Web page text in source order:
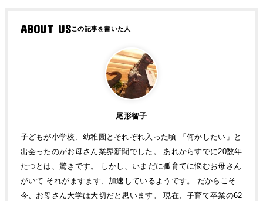
ABOUT US
尾形智子
子どもが小学校、幼稚園とそれぞれ入った頃 「何かしたい」と
出会ったのがお母さん業界新聞でした。 あれからすでに20数年
たつとは、驚きです。 しかし、いまだに孤育てに悩むお母さん
がいて それがますます、加速しているようです。 だからこそ
今、お母さん大学は大切だと思います。 現在、子育て卒業の62